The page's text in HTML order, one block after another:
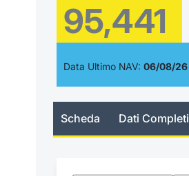
95,441
Data Ultimo NAV: 06/08/26
Scheda Dati Completi